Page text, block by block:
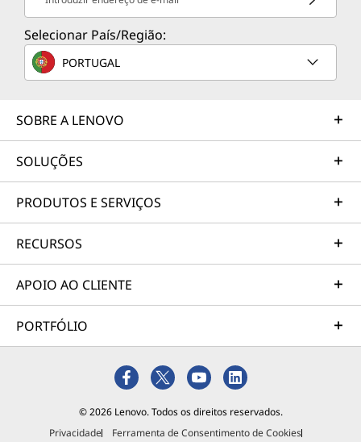
Selecionar País/Região:
PORTUGAL
SOBRE A LENOVO
SOLUÇÕES
PRODUTOS E SERVIÇOS
RECURSOS
APOIO AO CLIENTE
PORTFÓLIO
© 2026 Lenovo. Todos os direitos reservados.
Privacidade
Ferramenta de Consentimento de Cookies